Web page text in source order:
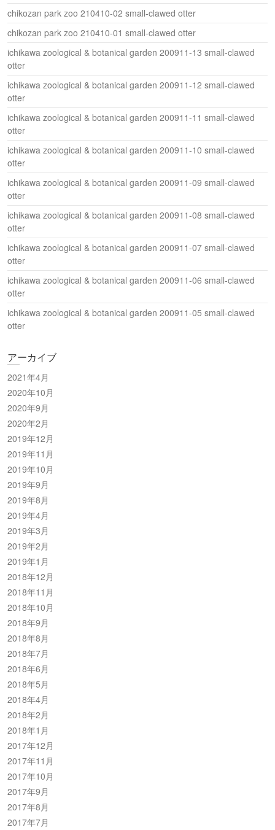
chikozan park zoo 210410-02 small-clawed otter
chikozan park zoo 210410-01 small-clawed otter
ichikawa zoological & botanical garden 200911-13 small-clawed
otter
ichikawa zoological & botanical garden 200911-12 small-clawed
otter
ichikawa zoological & botanical garden 200911-11 small-clawed
otter
ichikawa zoological & botanical garden 200911-10 small-clawed
otter
ichikawa zoological & botanical garden 200911-09 small-clawed
otter
ichikawa zoological & botanical garden 200911-08 small-clawed
otter
ichikawa zoological & botanical garden 200911-07 small-clawed
otter
ichikawa zoological & botanical garden 200911-06 small-clawed
otter
ichikawa zoological & botanical garden 200911-05 small-clawed
otter
アーカイブ
2021年4月
2020年10月
2020年9月
2020年2月
2019年12月
2019年11月
2019年10月
2019年9月
2019年8月
2019年4月
2019年3月
2019年2月
2019年1月
2018年12月
2018年11月
2018年10月
2018年9月
2018年8月
2018年7月
2018年6月
2018年5月
2018年4月
2018年2月
2018年1月
2017年12月
2017年11月
2017年10月
2017年9月
2017年8月
2017年7月